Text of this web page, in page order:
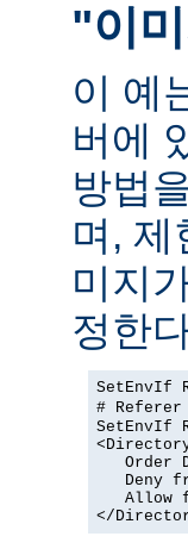
"이
이 예
버에
방법
며, 제
미지
정한
SetEnvIf
# Referer
SetEnvIf
Order
Deny
Allow
</